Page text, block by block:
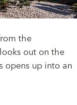
the
out on the
opens up into an